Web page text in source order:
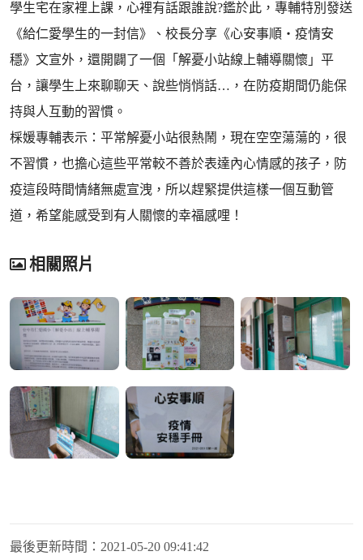
學生宅在家裡上課，心裡有話跟誰說?鑑於此，專輔特別發送
《給仁愛學生的一封信》、校長分享《心安事順‧疫情安
穩》文宣外，還開闢了一個「解憂小站線上輔導關懷」平
台，讓學生上來聊聊天、說些悄悄話…，在防疫期間仍能保
持與人互動的習慣。
棌媛專輔表示：平常解憂小站很熱鬧，現在空空蕩蕩的，很
不習慣，也擔心這些平常較不善於表達內心情感的孩子，防
疫這段時間情緒無處宣洩，所以趕緊提供這樣一個互動管
道，希望能感受到有人關懷的幸福感哩！
相關照片
最後更新時間： 2021-05-20 09:41:42